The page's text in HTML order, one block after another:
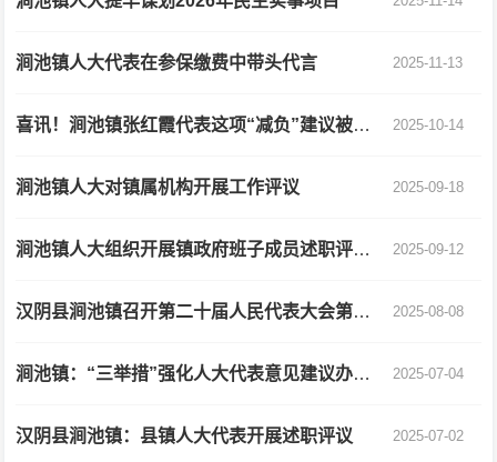
涧池镇人大代表在参保缴费中带头代言 2025-11-13
喜讯！涧池镇张红霞代表这项“减负”建议被省上采纳，惠及全省老人！ 2025-10-14
涧池镇人大对镇属机构开展工作评议 2025-09-18
涧池镇人大组织开展镇政府班子成员述职评议工作 2025-09-12
汉阴县涧池镇召开第二十届人民代表大会第八次会议 2025-08-08
涧池镇：“三举措”强化人大代表意见建议办理工作 2025-07-04
汉阴县涧池镇：县镇人大代表开展述职评议 2025-07-02